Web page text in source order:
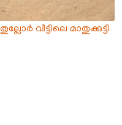
വീട്ടിലെ മാതുക്കുട്ടി